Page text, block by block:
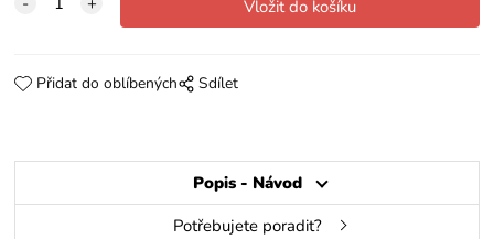
Přidat do oblíbených Sdílet
Popis - Návod
Potřebujete poradit?